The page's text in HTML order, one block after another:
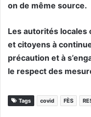
on de même source.
Les autorités locales
et citoyens à
précaution et à
le respect des
Tags covid FÈS